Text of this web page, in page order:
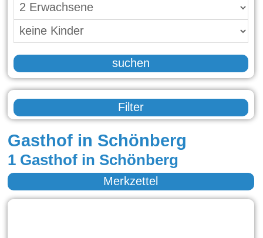
suchen
Filter
Gasthof in Schönberg
1 Gasthof in Schönberg
Merkzettel